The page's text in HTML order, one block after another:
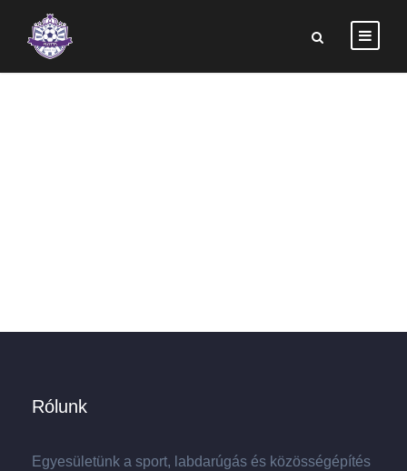
Rólunk
Egyesületünk a sport, labdarúgás és közösségépítés